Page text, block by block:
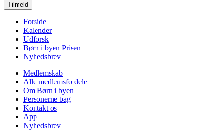
Tilmeld
Forside
Kalender
Udforsk
Børn i byen Prisen
Nyhedsbrev
Medlemskab
Alle medlemsfordele
Om Børn i byen
Personerne bag
Kontakt os
App
Nyhedsbrev